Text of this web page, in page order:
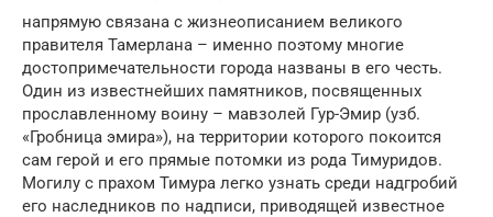
напрямую связана с жизнеописанием великого
правителя Тамерлана – именно поэтому многие
достопримечательности города названы в его честь.
Один из известнейших памятников, посвященных
прославленному воину – мавзолей Гур-Эмир (узб.
«Гробница эмира»), на территории которого покоится
сам герой и его прямые потомки из рода Тимуридов.
Могилу с прахом Тимура легко узнать среди надгробий
его наследников по надписи, приводящей известное